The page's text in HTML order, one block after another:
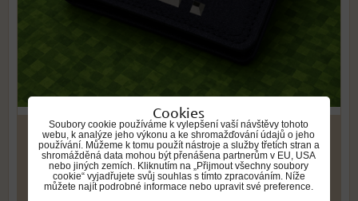
549 Kč
ks DO KOŠÍKU
Cookies
Soubory cookie používáme k vylepšení vaší návštěvy tohoto
webu, k analýze jeho výkonu a ke shromažďování údajů o jeho
používání. Můžeme k tomu použít nástroje a služby třetích stran a
shromážděná data mohou být přenášena partnerům v EU, USA
nebo jiných zemích. Kliknutím na „Přijmout všechny soubory
cookie“ vyjadřujete svůj souhlas s tímto zpracováním. Níže
můžete najít podrobné informace nebo upravit své preference.